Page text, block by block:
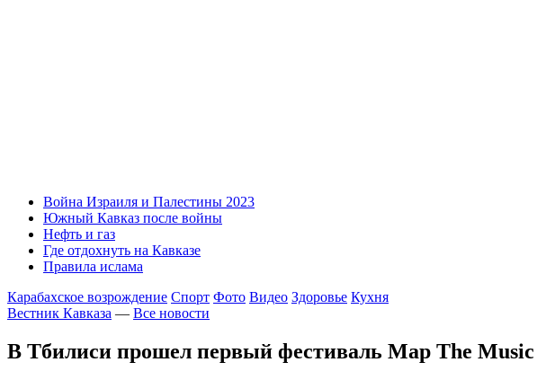
Война Израиля и Палестины 2023
Южный Кавказ после войны
Нефть и газ
Где отдохнуть на Кавказе
Правила ислама
Карабахское возрождение Спорт Фото Видео Здоровье Кухня
Вестник Кавказа — Все новости
В Тбилиси прошел первый фестиваль Map The Music